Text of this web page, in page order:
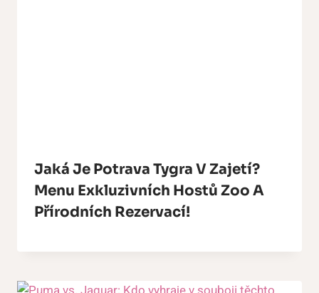
Jaká Je Potrava Tygra V Zajetí?
Menu Exkluzivních Hostů Zoo A
Přírodních Rezervací!